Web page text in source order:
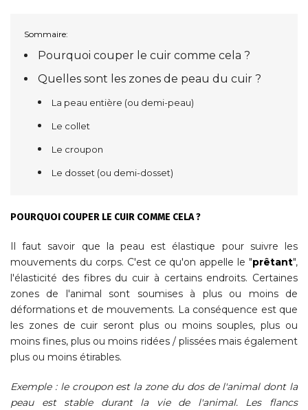
Sommaire:
Pourquoi couper le cuir comme cela ?
Quelles sont les zones de peau du cuir ?
La peau entière (ou demi-peau)
Le collet
Le croupon
Le dosset (ou demi-dosset)
POURQUOI COUPER LE CUIR COMME CELA ?
Il faut savoir que la peau est élastique pour suivre les
mouvements du corps. C'est ce qu'on appelle le "prêtant",
l'élasticité des fibres du cuir à certains endroits. Certaines
zones de l'animal sont soumises à plus ou moins de
déformations et de mouvements. La conséquence est que
les zones de cuir seront plus ou moins souples, plus ou
moins fines, plus ou moins ridées / plissées mais également
plus ou moins étirables.
Exemple : le croupon est la zone du dos de l'animal dont la
peau est stable durant la vie de l'animal. Les flancs